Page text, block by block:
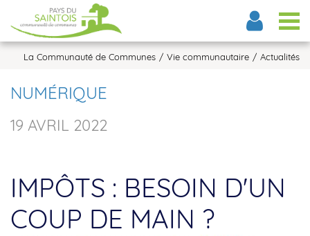
La Communauté de Communes Vie communautaire Actualités
NUMÉRIQUE
19 AVRIL 2022
IMPÔTS : BESOIN D'UN
COUP DE MAIN ?